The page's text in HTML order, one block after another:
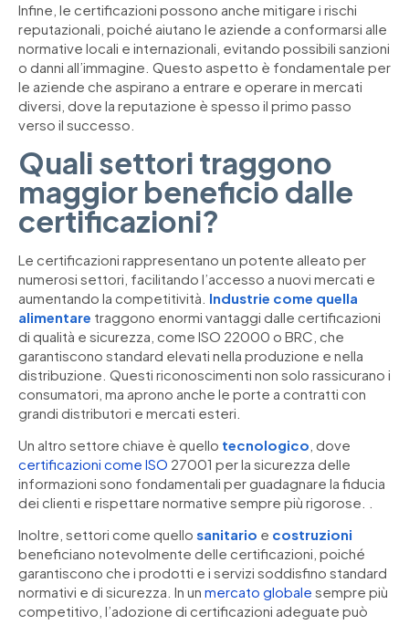
Infine, le certificazioni possono anche mitigare i rischi
reputazionali, poiché aiutano le aziende a conformarsi alle
normative locali e internazionali, evitando possibili sanzioni
o danni all’immagine. Questo aspetto è fondamentale per
le aziende che aspirano a entrare e operare in mercati
diversi, dove la reputazione è spesso il primo passo
verso il successo.
Quali settori traggono
maggior beneficio dalle
certificazioni?
Le certificazioni rappresentano un potente alleato per
numerosi settori, facilitando l’accesso a nuovi mercati e
aumentando la competitività. Industrie come quella
alimentare traggono enormi vantaggi dalle certificazioni
di qualità e sicurezza, come ISO 22000 o BRC, che
garantiscono standard elevati nella produzione e nella
distribuzione. Questi riconoscimenti non solo rassicurano i
consumatori, ma aprono anche le porte a contratti con
grandi distributori e mercati esteri.
Un altro settore chiave è quello tecnologico , dove
certificazioni come ISO 27001 per la sicurezza delle
informazioni sono fondamentali per guadagnare la fiducia
dei clienti e rispettare normative sempre più rigorose. .
Inoltre, settori come quello sanitario e costruzioni
beneficiano notevolmente delle certificazioni, poiché
garantiscono che i prodotti e i servizi soddisfino standard
normativi e di sicurezza. In un mercato globale sempre più
competitivo, l’adozione di certificazioni adeguate può